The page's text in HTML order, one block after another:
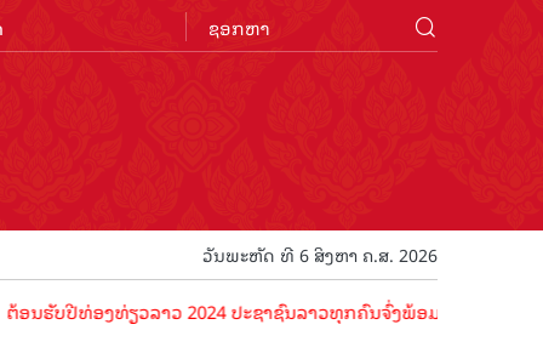
ວັນພະຫັດ ທີ 6 ສິງຫາ ຄ.ສ. 2026
ທ່ອງທ່ຽວລາວ 2024 ປະຊາຊົນລາວທຸກຄົນຈົ່ງພ້ອມເປັນເຈົ້າພາບທີ່ດີ ຕ້ອ